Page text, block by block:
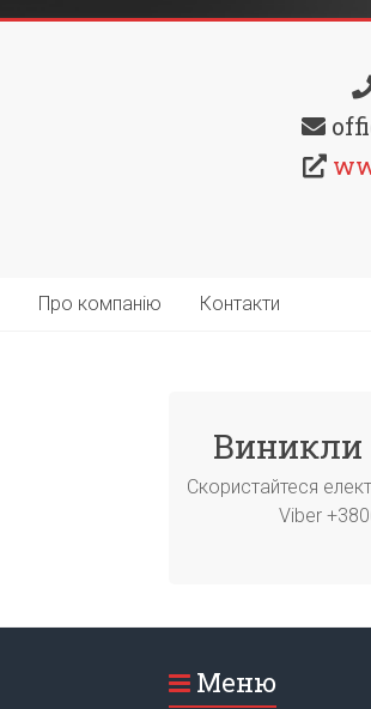
Про компанію Контакти
Виникли
Скористайтеся
Viber
Меню